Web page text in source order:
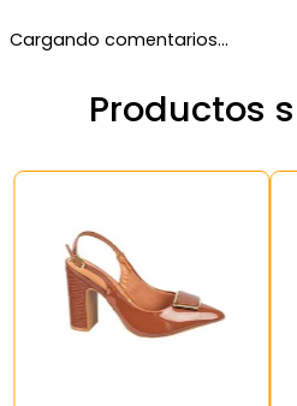
Cargando comentarios…
Productos